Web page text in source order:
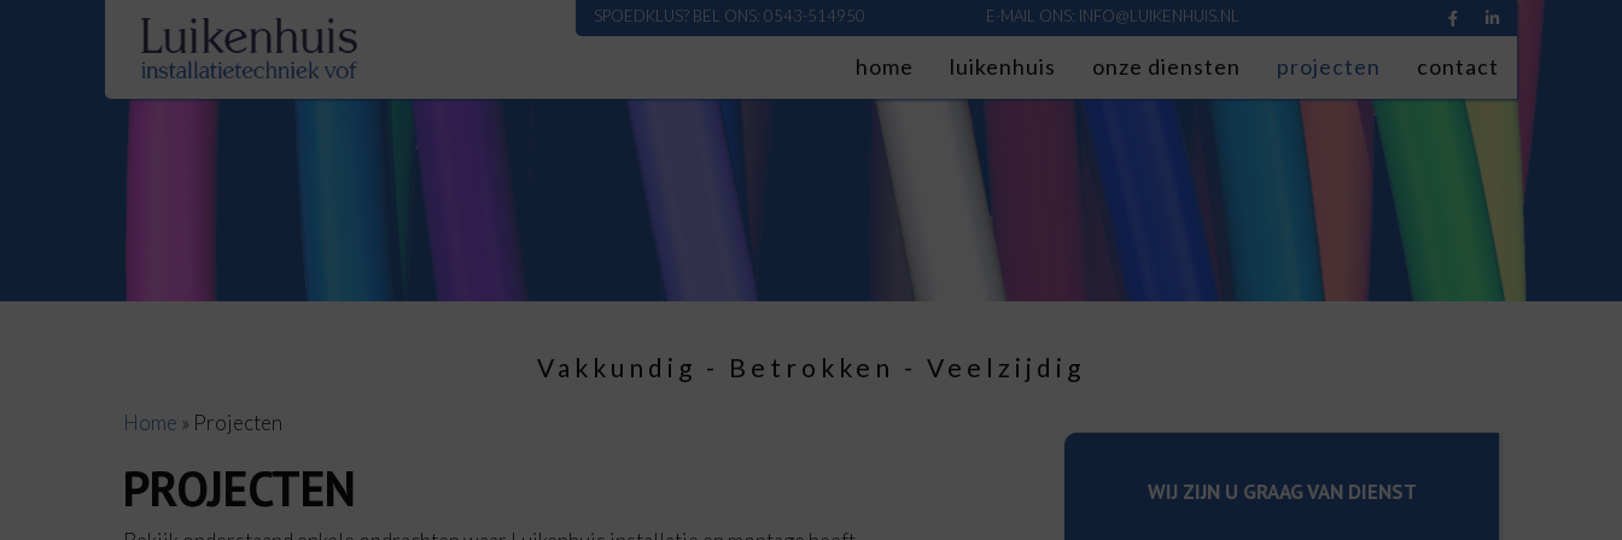
SPOEDKLUS? BEL ONS: 0543-514950 E-MAIL ONS: INFO@LUIKENHUIS.NL
home luikenhuis onze diensten projecten contact
Vakkundig - Betrokken - Veelzijdig
Home » Projecten
PROJECTEN WIJ ZIJN U GRAAG VAN DIENST